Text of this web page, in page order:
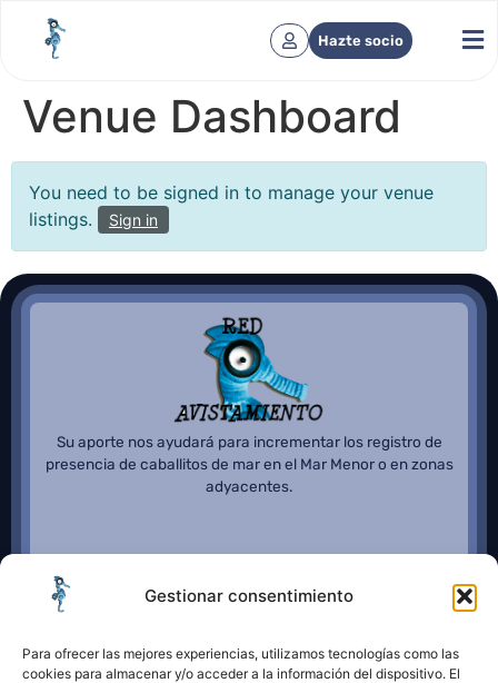
Gestionar consentimiento
Para ofrecer las mejores experiencias, utilizamos tecnologías como las
cookies para almacenar y/o acceder a la información del dispositivo. El
Hazte socio
Venue Dashboard
You need to be signed in to manage your venue
listings.
Sign in
Su aporte nos ayudará para incrementar los registro de
presencia de caballitos de mar en el Mar Menor o en zonas
adyacentes.